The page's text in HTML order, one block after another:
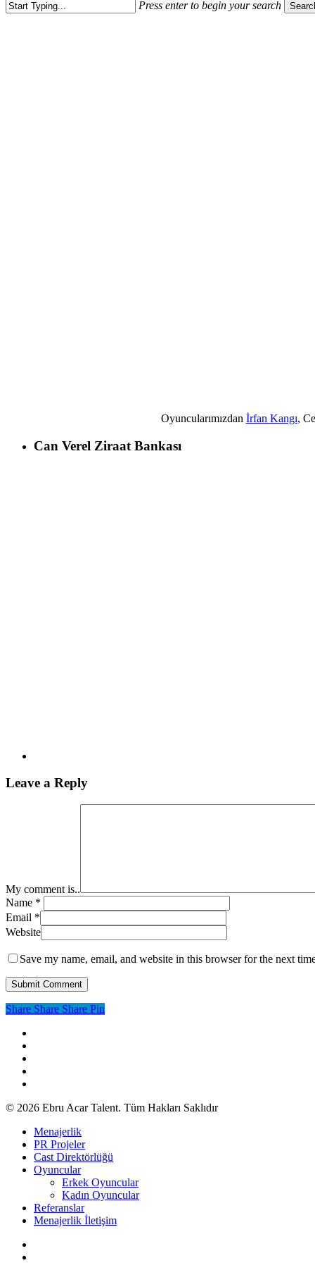
Press enter to begin your search
Oyuncularımızdan İrfan Kangı,
Can Verel Ziraat Bankası
Leave a Reply
My comment is..
Name *
Email *
Website
Save my name, email, and website in this browser for the next
Share
Share Share Share Pin
© 2026 Ebru Acar Talent. Tüm Hakları Saklıdır
Close
Menu
Menajerlik
PR Projeler
Cast Direktörlüğü
Oyuncular
Erkek Oyuncular
Kadın Oyuncular
Referanslar
Menajerlik İletişim